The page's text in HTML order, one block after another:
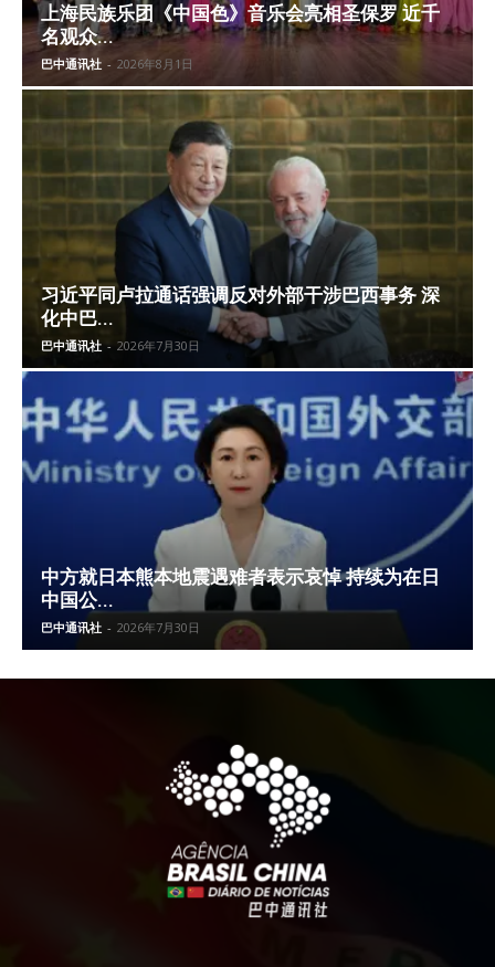
上海民族乐团《中国色》音乐会亮相圣保罗 近千
名观众...
巴中通讯社 - 2026年8月1日
习近平同卢拉通话强调反对外部干涉巴西事务 深
化中巴...
巴中通讯社 - 2026年7月30日
中方就日本熊本地震遇难者表示哀悼 持续为在日
中国公...
巴中通讯社 - 2026年7月30日